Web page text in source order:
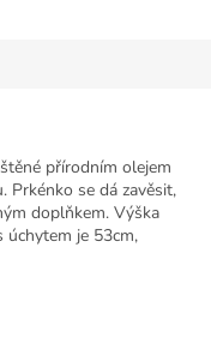
přírodním olejem
Prkénko se dá zavěsit,
doplňkem. Výška
úchytem je 53cm,